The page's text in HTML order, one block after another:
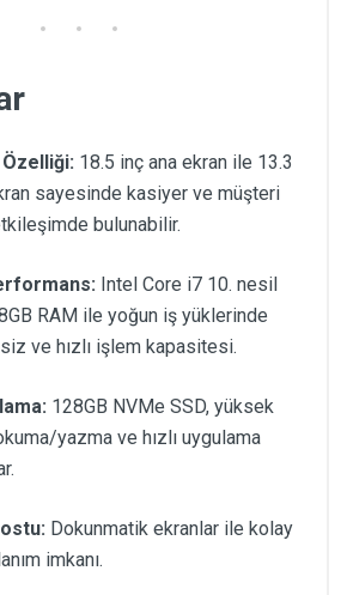
18.5 inç ana ekran ile 13.3
sayesinde kasiyer ve müşteri
bulunabilir.
Intel Core i7 10. nesil
RAM ile yoğun iş yüklerinde
ve hızlı işlem kapasitesi.
128GB NVMe SSD, yüksek
yazma ve hızlı uygulama
Dokunmatik ekranlar ile kolay
imkanı.